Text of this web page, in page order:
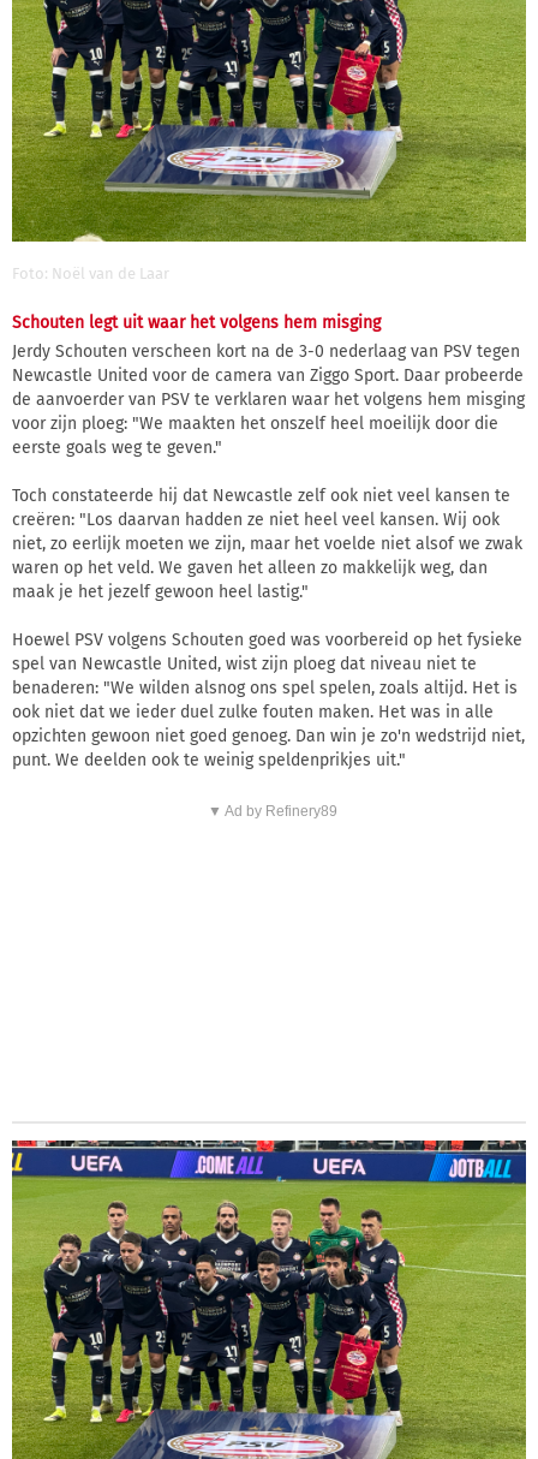
Foto: Noël van de Laar
Schouten legt uit waar het volgens hem misging
Jerdy Schouten verscheen kort na de 3-0 nederlaag van PSV tegen
Newcastle United voor de camera van Ziggo Sport. Daar probeerde
de aanvoerder van PSV te verklaren waar het volgens hem misging
voor zijn ploeg: "We maakten het onszelf heel moeilijk door die
eerste goals weg te geven."
Toch constateerde hij dat Newcastle zelf ook niet veel kansen te
creëren: "Los daarvan hadden ze niet heel veel kansen. Wij ook
niet, zo eerlijk moeten we zijn, maar het voelde niet alsof we zwak
waren op het veld. We gaven het alleen zo makkelijk weg, dan
maak je het jezelf gewoon heel lastig."
Hoewel PSV volgens Schouten goed was voorbereid op het fysieke
spel van Newcastle United, wist zijn ploeg dat niveau niet te
benaderen: "We wilden alsnog ons spel spelen, zoals altijd. Het is
ook niet dat we ieder duel zulke fouten maken. Het was in alle
opzichten gewoon niet goed genoeg. Dan win je zo'n wedstrijd niet,
punt. We deelden ook te weinig speldenprikjes uit."
▼ Ad by Refinery89